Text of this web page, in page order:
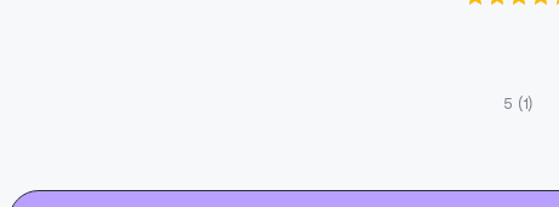
5 (1)